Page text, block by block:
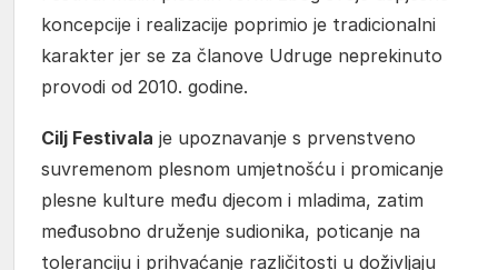
koncepcije i realizacije poprimio je tradicionalni
karakter jer se za članove Udruge neprekinuto
provodi od 2010. godine.
Cilj Festivala je upoznavanje s prvenstveno
suvremenom plesnom umjetnošću i promicanje
plesne kulture među djecom i mladima, zatim
međusobno druženje sudionika, poticanje na
toleranciju i prihvaćanje različitosti u doživljaju